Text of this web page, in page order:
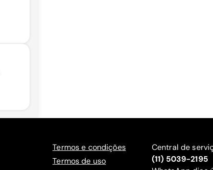
Termos e condições
Termos de uso
Central de
(11) 5039-2195